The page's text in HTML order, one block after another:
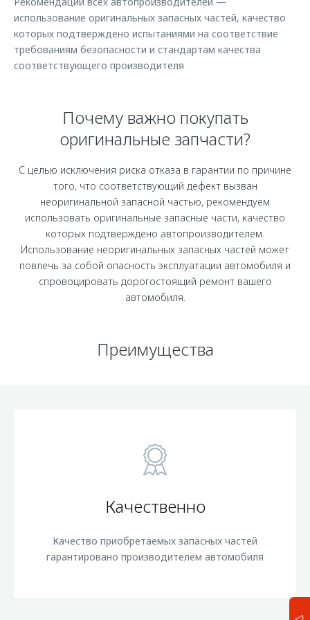
Страхование
Кредитный калькулятор
Аксессуары
Калькулятор трейд-ин
Клиентская поддержка
O&J Автоклуб
Клуб владельцев OMODA
Аксессуары
Одежда и сувениры
Запчасти
Обратная связь
использование оригинальных запасных частей, качество
которых подтверждено испытаниями на соответствие
требованиям безопасности и стандартам качества
соответствующего производителя
Почему важно покупать
оригинальные запчасти?
С целью исключения риска отказа в гарантии по причине
того, что соответствующий дефект вызван
неоригинальной запасной частью, рекомендуем
использовать оригинальные запасные части, качество
которых подтверждено автопроизводителем.
Использование неоригинальных запасных частей может
повлечь за собой опасность эксплуатации автомобиля и
спровоцировать дорогостоящий ремонт вашего
автомобиля.
Преимущества
Качественно
Качество приобретаемых запасных частей
гарантировано производителем автомобиля